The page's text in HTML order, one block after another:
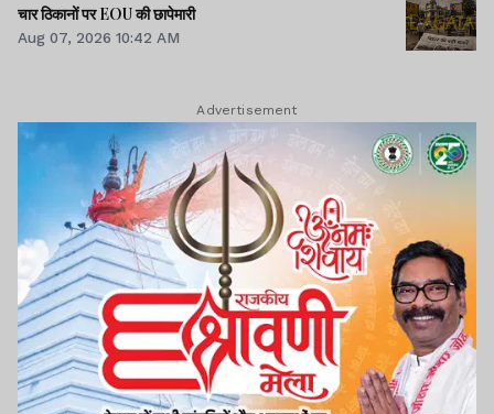
वीडियो.
चार ठिकानों पर EOU की छापेमारी
Aug 07, 2026 10:42 AM
Advertisement